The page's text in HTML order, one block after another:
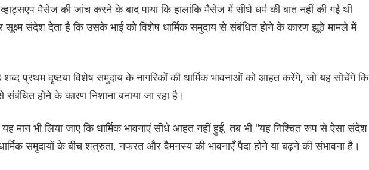
मैसेज की जांच करने के बाद पाया कि हालांकि मैसेज में सीधे धर्म की बात नहीं की गई थी
संदेश देता है कि उसके भाई को विशेष धार्मिक समुदाय से संबंधित होने के कारण झूठे मामले में
प्रथम दृष्टया विशेष समुदाय के नागरिकों की धार्मिक भावनाओं को आहत करेंगे, जो यह सोचेंगे कि
संबंधित होने के कारण निशाना बनाया जा रहा है।
मान भी लिया जाए कि धार्मिक भावनाएं सीधे आहत नहीं हुईं, तब भी "यह निश्चित रूप से ऐसा संदेश
समुदायों के बीच शत्रुता, नफरत और वैमनस्य की भावनाएँ पैदा होने या बढ़ने की संभावना है।